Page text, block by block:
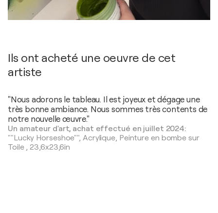
Ils ont acheté une oeuvre de cet
artiste
"Nous adorons le tableau. Il est joyeux et dégage une
très bonne ambiance. Nous sommes très contents de
notre nouvelle œuvre."
Un amateur d'art, achat effectué en juillet 2024:
""Lucky Horseshoe"", Acrylique, Peinture en bombe sur
Toile,23,6x23,6in